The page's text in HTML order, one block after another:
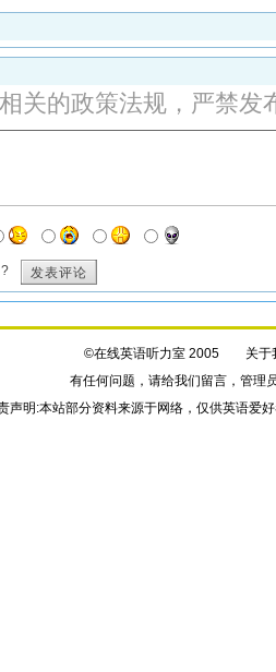
关的政策法规，严禁发
发表评论
©在线英语听力室 2005 关于
有任何问题，请给我们留言，管理
声明:本站部分资料来源于网络，仅供英语爱